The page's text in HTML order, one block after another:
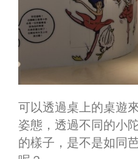
可以透過桌上的桌遊
姿態，透過不同的小
的樣子，是不是如同